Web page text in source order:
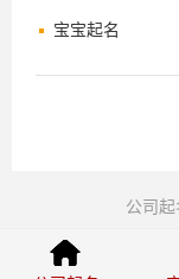
宝宝起名
公司起
© 周易起名-公司